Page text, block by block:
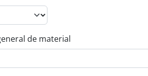
de material